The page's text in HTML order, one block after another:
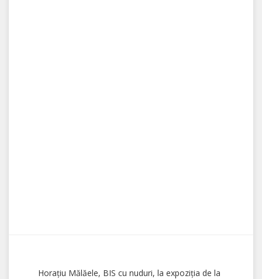
Horațiu Mălăele, BIS cu nuduri, la expoziția de la